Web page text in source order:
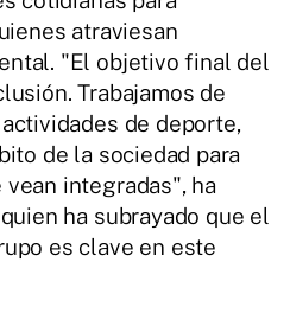
atraviesan
"El objetivo final del
Trabajamos de
de deporte,
de la sociedad para
integradas", ha
ha subrayado que el
es clave en este